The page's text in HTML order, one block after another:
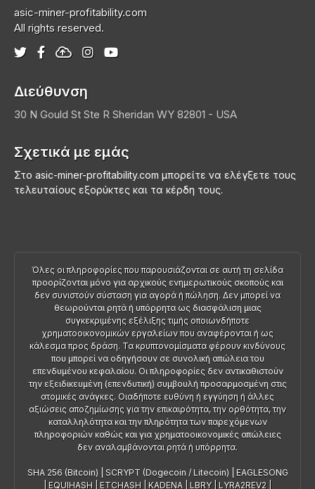
asic-miner-profitability.com
All rights reserved.
Διεύθυνση
30 N Gould St Ste R Sheridan WY 82801 - USA
Σχετικά με εμάς
Στο asic-miner-profitability.com μπορείτε να ελέγξετε τους
τελευταίους εξορύκτες και τα κέρδη τους.
Όλες οι πληροφορίες που παρουσιάζονται σε αυτή τη σελίδα
προορίζονται μόνο για αρχικούς ενημερωτικούς σκοπούς και
δεν συνιστούν σύσταση για αγορά ή πώληση. Δεν μπορεί να
θεωρούνται ρητά ή υπόρρητα ως διασφάλιση μιας
συγκεκριμένης εξέλιξης τιμής οποιωνδήποτε
χρηματοοικονομικών εργαλείων που αναφέρονται ή ως
κάλεσμα προς δράση. Τα κρυπτονομίσματα φέρουν κινδύνους
που μπορεί να οδηγήσουν σε συνολική απώλεια του
επενδυμένου κεφαλαίου. Οι πληροφορίες δεν αντικαθιστούν
την εξειδικευμένη (επενδυτική) συμβουλή προσαρμοσμένη στις
ατομικές ανάγκες. Οιαδήποτε ευθύνη ή εγγύηση ή άλλες
αξιώσεις αποζημίωσης για την επικαιρότητα, την ορθότητα, την
καταλληλότητα και την πληρότητα των παρεχόμενων
πληροφοριών καθώς και για χρηματοοικονομικές απώλειες
δεν αναλαμβάνονται ρητά ή υπόρρητα.
SHA 256 (Bitcoin) SCRYPT (Dogecoin / Litecoin)
EAGLESONG
EQUIHASH ETCHASH KADENA LBRY| LYRA2REV2